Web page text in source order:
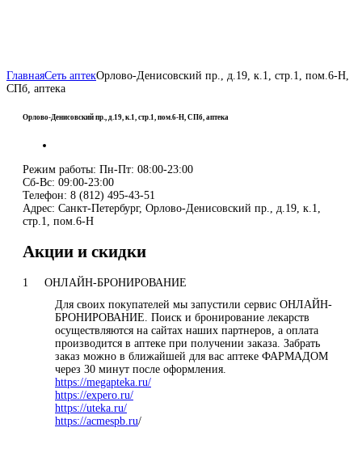
ГлавнаяСеть аптекОрлово-Денисовский пр., д.19, к.1, стр.1, пом.6-Н,
СПб, аптека
Орлово-Денисовский пр., д.19, к.1, стр.1, пом.6-Н, СПб, аптека
Режим работы: Пн-Пт: 08:00-23:00
Сб-Вс: 09:00-23:00
Телефон: 8 (812) 495-43-51
Адрес: Санкт-Петербург, Орлово-Денисовский пр., д.19, к.1,
стр.1, пом.6-Н
Акции и скидки
1
ОНЛАЙН-БРОНИРОВАНИЕ
Для своих покупателей мы запустили сервис ОНЛАЙН-
БРОНИРОВАНИЕ. Поиск и бронирование лекарств
осуществляются на сайтах наших партнеров, а оплата
производится в аптеке при получении заказа. Забрать
заказ можно в ближайшей для вас аптеке ФАРМАДОМ
через 30 минут после оформления.
https://megapteka.ru/
https://expero.ru/
https://uteka.ru/
https://acmespb.ru/